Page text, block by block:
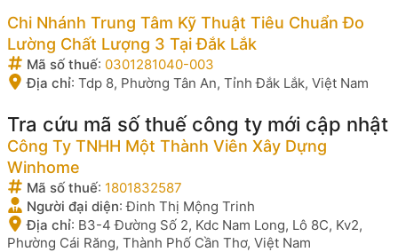
Chi Nhánh Trung Tâm Kỹ Thuật Tiêu Chuẩn Đo
Lường Chất Lượng 3 Tại Đắk Lắk
Mã số thuế: 0301281040-003
Địa chỉ: Tdp 8, Phường Tân An, Tỉnh Đắk Lắk, Việt Nam
Tra cứu mã số thuế công ty mới cập nhật
Công Ty TNHH Một Thành Viên Xây Dựng
Winhome
Mã số thuế: 1801832587
Người đại diện:Đinh Thị Mộng Trinh
Địa chỉ: B3-4 Đường Số 2, Kdc Nam Long, Lô 8C, Kv2,
Phường Cái Răng, Thành Phố Cần Thơ, Việt Nam